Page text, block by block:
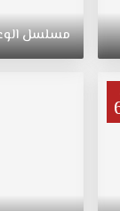
مسلسل